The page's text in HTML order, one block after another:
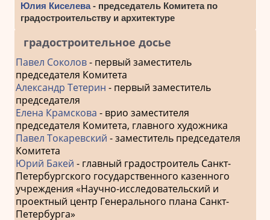
Юлия Киселева- председатель Комитета по
градостроительству и архитектуре
градостроительное досье
Павел Соколов- первый заместитель
председателя Комитета
Александр Тетерин - первый заместитель
председателя
Елена Крамскова - врио заместителя
председателя Комитета, главного художника
Павел Токаревский - заместитель председателя
Комитета
Юрий Бакей - главный градостроитель Санкт-
Петербургского государственного казенного
учреждения «Научно-исследовательский и
проектный центр Генерального плана Санкт-
Петербурга»